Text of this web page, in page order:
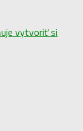
vytvoriť si